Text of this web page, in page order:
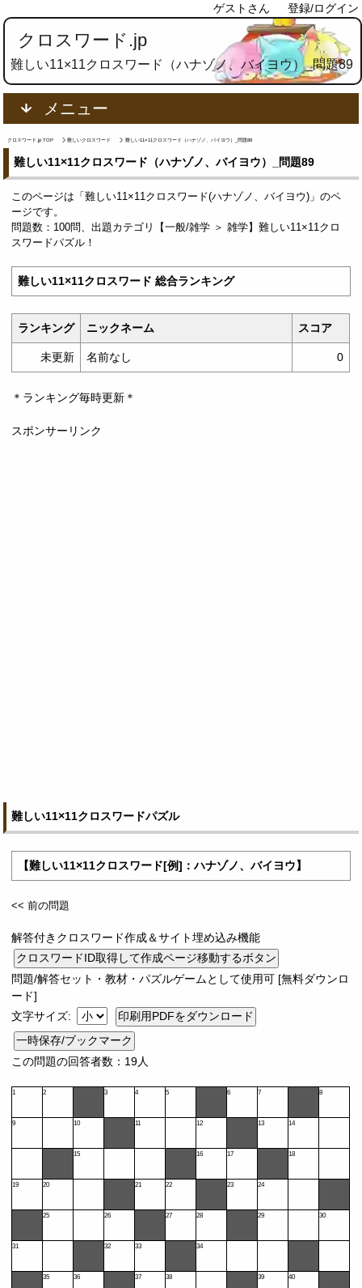
ゲストさん 登録/ログイン
クロスワード.jp
難しい11×11クロスワード（ハナゾノ、バイヨウ）_問題89
メニュー
クロスワード.jp TOP 難しいクロスワード 難しい11×11クロスワード（ハナゾノ、バイヨウ）_問題89
難しい11×11クロスワード（ハナゾノ、バイヨウ）_問題89
このページは「難しい11×11クロスワード(ハナゾノ、バイヨウ)」のペ
ージです。
問題数：100問、出題カテゴリ【一般/雑学 ＞ 雑学】難しい11×11クロ
スワードパズル！
難しい11×11クロスワード 総合ランキング
ランキング ニックネーム スコア
未更新 名前なし 0
＊ランキング毎時更新＊
スポンサーリンク
難しい11×11クロスワードパズル
【難しい11×11クロスワード[例]：ハナゾノ、バイヨウ】
<< 前の問題
解答付きクロスワード作成＆サイト埋め込み機能
問題/解答セット・教材・パズルゲームとして使用可 [無料ダウンロ
ード]
文字サイズ:
一時保存/ブックマーク
この問題の回答者数：19人
1 2 3 4 5 6 7 8
9 10 11 12 13 14
15 16 17 18
19 20 21 22 23 24
25 26 27 28 29 30
31 32 33 34
35 36 37 38 39 40